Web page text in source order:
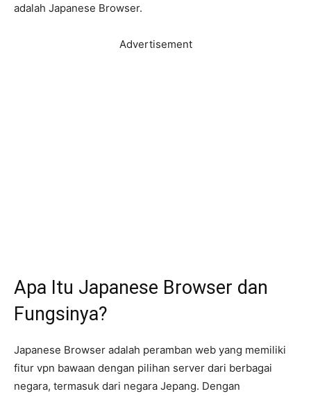
adalah Japanese Browser.
Advertisement
Apa Itu Japanese Browser dan
Fungsinya?
Japanese Browser adalah peramban web yang memiliki
fitur vpn bawaan dengan pilihan server dari berbagai
negara, termasuk dari negara Jepang. Dengan